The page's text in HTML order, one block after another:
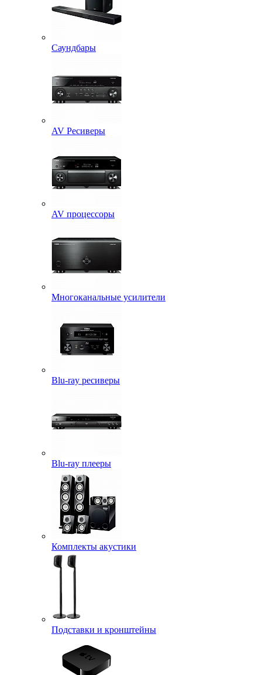
Саундбары
AV Ресиверы
AV процессоры
Многоканальные усилители
Blu-ray ресиверы
Blu-ray плееры
Комплекты акустики
Подставки и кронштейны